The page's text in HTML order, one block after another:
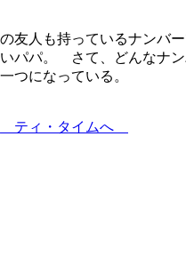
友人も持っているナンバ
パパ。 さて、どんなナ
つになっている。
ティ・タイムへ